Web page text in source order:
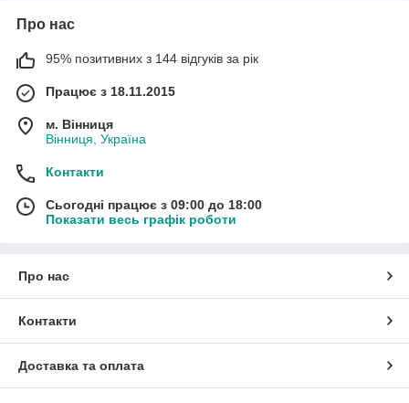
Про нас
95% позитивних з 144 відгуків за рік
Працює з 18.11.2015
м. Вінниця
Вінниця, Україна
Контакти
Сьогодні працює з 09:00 до 18:00
Показати весь графік роботи
Про нас
Контакти
Доставка та оплата